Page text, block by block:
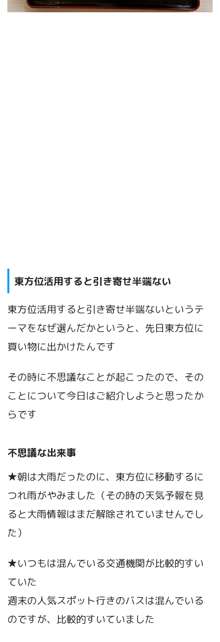
東方位活用すると引き寄せ半端ない
東方位活用すると引き寄せ半端ないというテ
ーマをなぜ選んだかというと、先日東方位に
買い物に出かけたんです
その時に不思議なことが起こったので、その
ことについて今日はご紹介しようと思ったか
らです
不思議な出来事
★朝は大雨だったのに、東方位に移動するに
つれ雨がやみました（その時の天気予報を見
ると大雨情報はまだ解除されていませんでし
た）
★いつもは混んでいる交通機関が比較的すい
ていた
週末の人気スポット行きのバスは混んでいる
のですが、比較的すいていました